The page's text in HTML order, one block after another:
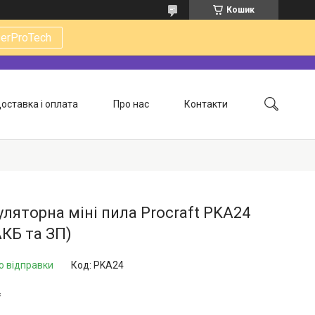
Кошик
і оплата Про нас Контакти
міні пила Procraft PKA24
та ЗП)
відправки Код: PKA24